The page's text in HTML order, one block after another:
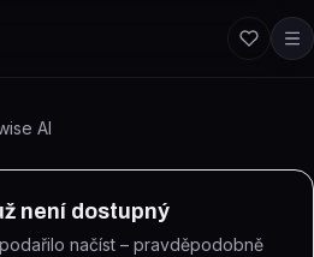
AI
není dostupný
načíst – pravděpodobně